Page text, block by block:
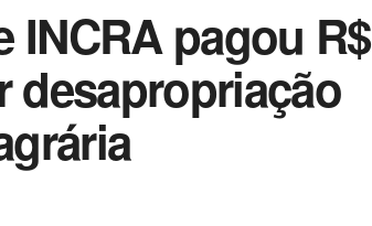
pagou R$
desapropriação